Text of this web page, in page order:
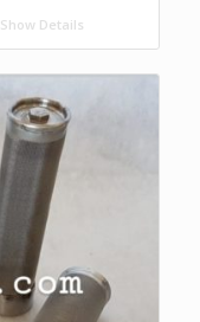
Show Details